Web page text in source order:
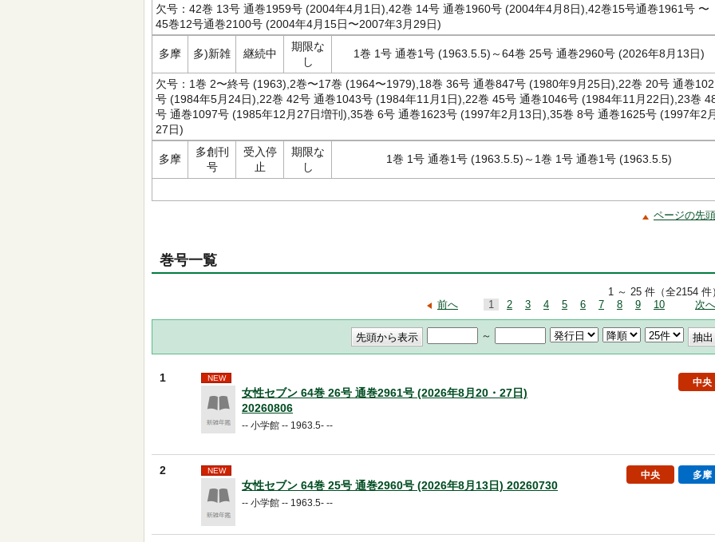
欠号：42巻 13号 通巻1959号 (2004年4月1日),42巻 14号 通巻1960号 (2004年4月8日),42巻15号通巻1961号 〜
45巻12号通巻2100号 (2004年4月15日〜2007年3月29日)
多摩 多)新雑 継続中
期限な
し
1巻 1号 通巻1号 (1963.5.5)～64巻 25号 通巻2960号 (2026年8月13日)
欠号：1巻 2〜終号 (1963),2巻〜17巻 (1964〜1979),18巻 36号 通巻847号 (1980年9月25日),22巻 20号 通巻
号 (1984年5月24日),22巻 42号 通巻1043号 (1984年11月1日),22巻 45号 通巻1046号 (1984年11月22日),23巻
号 通巻1097号 (1985年12月27日増刊),35巻 6号 通巻1623号 (1997年2月13日),35巻 8号 通巻1625号 (1997年2
27日)
多摩
多創刊
号
受入停
止
期限な
し
1巻 1号 通巻1号 (1963.5.5)～1巻 1号 通巻1号 (1963.5.5)
ページの先
巻号一覧
1 ～ 25 件（全2154 件
前へ
1 2 3 4 5 6 7 8 9 10 次へ
～
1 NEW
女性セブン 64巻 26号 通巻2961号 (2026年8月20・27日)
20260806
-- 小学館 -- 1963.5- --
中央
2 NEW
女性セブン 64巻 25号 通巻2960号 (2026年8月13日) 20260730
-- 小学館 -- 1963.5- --
中央 多摩